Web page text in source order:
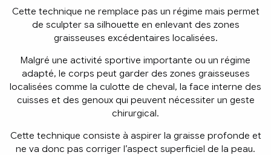
Cette technique ne remplace pas un régime mais permet
de sculpter sa silhouette en enlevant des zones
graisseuses excédentaires localisées.
Malgré une activité sportive importante ou un régime
adapté, le corps peut garder des zones graisseuses
localisées comme la culotte de cheval, la face interne des
cuisses et des genoux qui peuvent nécessiter un geste
chirurgical.
Cette technique consiste à aspirer la graisse profonde et
ne va donc pas corriger l’aspect superficiel de la peau.